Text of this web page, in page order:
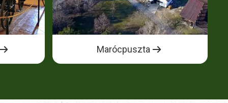
Marócpuszta